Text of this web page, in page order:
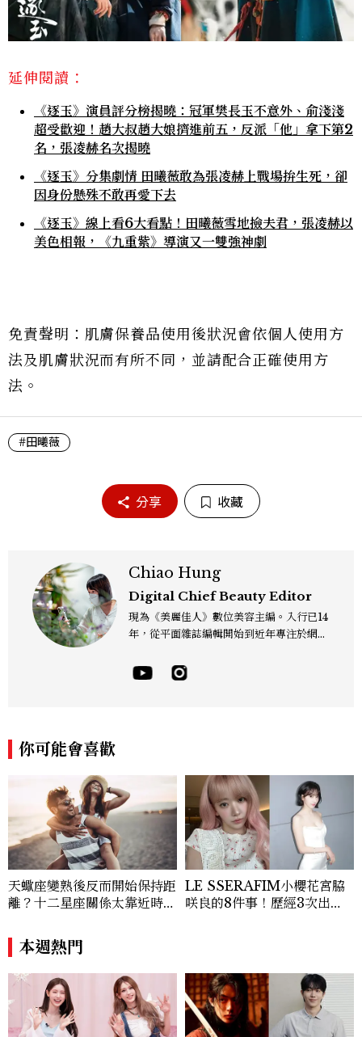
延伸閱讀：
《逐玉》演員評分榜揭曉：冠軍樊長玉不意外、俞淺淺
超受歡迎！趙大叔趙大娘擠進前五，反派「他」拿下第2
名，張凌赫名次揭曉
《逐玉》分集劇情 田曦薇敢為張凌赫上戰場拚生死，卻
因身份懸殊不敢再愛下去
《逐玉》線上看6大看點！田曦薇雪地撿夫君，張凌赫以
美色相報，《九重紫》導演又一雙強神劇
免責聲明：肌膚保養品使用後狀況會依個人使用方
法及肌膚狀況而有所不同，並請配合正確使用方
法。
#田曦薇
分享 收藏
Chiao Hung
Digital Chief Beauty Editor
現為《美麗佳人》數位美容主編。入行已14
年，從平面雜誌編輯開始到近年專注於網路
耕彩妝、保養、香氛、頭髮...等與美有關的
面向。擅長以細膩敏銳的觀察力，深入報導
你可能會喜歡
天蠍座變熟後反而開始保持距
離？十二星座關係太靠近時最
壓力就先躲起來
LE SSERAFIM小櫻花宮脇
咲良的8件事！歷經3次出
本週熱門